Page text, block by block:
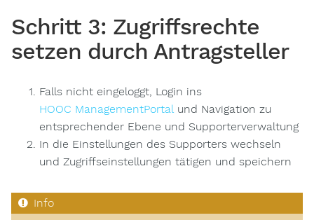
Schritt 3: Zugriffsrechte
setzen durch Antragsteller
Falls nicht eingeloggt, Login ins
HOOC ManagementPortalund Navigation zu
entsprechender Ebene und Supporterverwaltung
In die Einstellungen des Supporters wechseln
und Zugriffseinstellungen tätigen und speichern